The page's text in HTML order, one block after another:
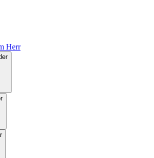
Herr